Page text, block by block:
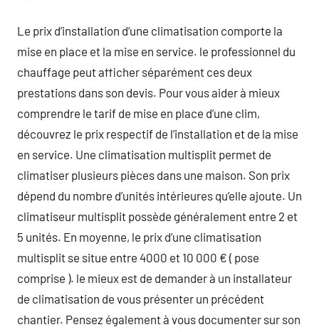
Le prix d’installation d’une climatisation comporte la
mise en place et la mise en service. le professionnel du
chauffage peut afficher séparément ces deux
prestations dans son devis. Pour vous aider à mieux
comprendre le tarif de mise en place d’une clim,
découvrez le prix respectif de l’installation et de la mise
en service. Une climatisation multisplit permet de
climatiser plusieurs pièces dans une maison. Son prix
dépend du nombre d’unités intérieures qu’elle ajoute. Un
climatiseur multisplit possède généralement entre 2 et
5 unités. En moyenne, le prix d’une climatisation
multisplit se situe entre 4000 et 10 000 € ( pose
comprise ). le mieux est de demander à un installateur
de climatisation de vous présenter un précédent
chantier. Pensez également à vous documenter sur son